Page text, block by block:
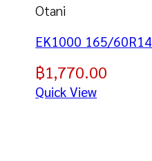
Otani
EK1000 165/60R14
฿1,770.00
Quick View